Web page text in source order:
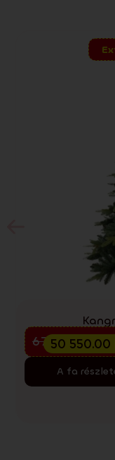
67 400.00
50 550.00
A fa